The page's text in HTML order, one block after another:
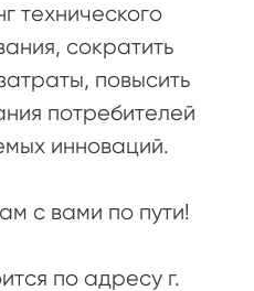
технического
сократить
повысить
потребителей
инноваций.
с вами по пути!
по адресу г.